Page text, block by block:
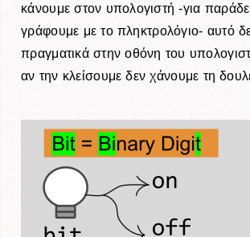
κάνουμε στον υπολογιστή -για
γράφουμε με το πληκτρολόγιο- αυτό
πραγματικά στην οθόνη του
αν την κλείσουμε δεν χάνουμε τη